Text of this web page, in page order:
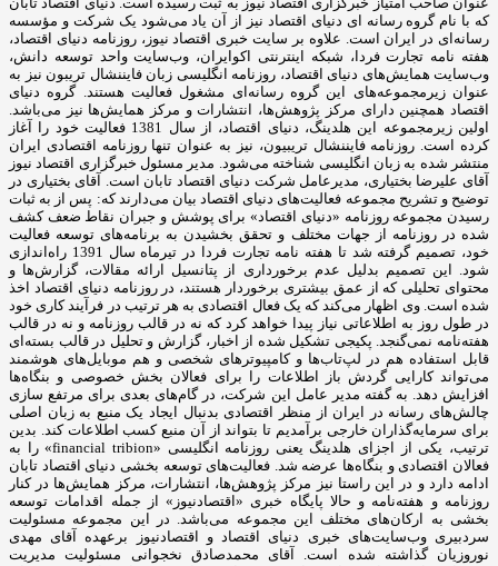
که با نام گروه رسانه ای دنیای اقتصاد نیز از آن یاد می‌شود یک شرکت و مؤسسه
رسانه‌ای در ایران است. علاوه بر سایت خبری اقتصاد نیوز، روزنامه دنیای اقتصاد،
هفته ‌نامه تجارت فردا، شبکه اینترنتی اکوایران، وب‌سایت واحد توسعه دانش،
وب‌سایت همایش‌های دنیای اقتصاد، روزنامه انگلیسی ‌زبان فایننشال تریبون نیز به
عنوان زیرمجموعه‌های این گروه رسانه‌ای مشغول فعالیت هستند. گروه دنیای
اقتصاد همچنین دارای مرکز پژوهش‌ها، انتشارات و مرکز همایش‌ها نیز می‌باشد.
اولین زیرمجموعه این هلدینگ، دنیای اقتصاد، از سال 1381 فعالیت خود را آغاز
کرده است. روزنامه فایننشال تریبیون، نیز به عنوان تنها روزنامه اقتصادی ایران
منتشر شده به زبان انگلیسی شناخته می‌شود. مدیر مسئول خبرگزاری اقتصاد نیوز
آقای علیرضا بختیاری، مدیرعامل شرکت دنیای اقتصاد تابان است. آقای بختیاری در
توضیح و تشریح مجموعه فعالیت‌های دنیای اقتصاد بیان می‌دارند که: پس از به ثبات
رسیدن مجموعه روزنامه «دنیای اقتصاد» برای پوشش و جبران نقاط ضعف کشف
شده در روزنامه از جهات مختلف و تحقق بخشیدن به برنامه‌های توسعه فعالیت
خود، تصمیم گرفته شد تا هفته نامه تجارت فردا در تیرماه سال 1391 راه‌اندازی
شود. این تصمیم بدلیل عدم برخورداری از پتانسیل ارائه مقالات، گزارش‌ها و
محتوای تحلیلی که از عمق بیشتری برخوردار هستند، در روزنامه دنیای اقتصاد اخذ
شده است. وی اظهار می‌کند که یک فعال اقتصادی به هر ترتیب در فرآیند کاری خود
در طول روز به اطلاعاتی نیاز پیدا خواهد کرد که نه در قالب روزنامه و نه در قالب
هفته‌نامه نمی‌گنجد. پکیجی تشکیل شده از اخبار، گزارش و تحلیل در قالب بسته‌ای
قابل استفاده هم در لپ‌تاب‌ها و کامپیوترهای شخصی و هم موبایل‌های هوشمند
می‌تواند کارایی گردش باز اطلاعات را برای فعالان بخش خصوصی و بنگاه‌ها
افزایش دهد. به گفته مدیر عامل این شرکت، در گام‌های بعدی برای مرتفع سازی
چالش‌های رسانه در ایران از منظر اقتصادی بدنبال ایجاد یک منبع به زبان اصلی
برای سرمایه‌گذاران خارجی برآمدیم تا بتواند از آن منبع کسب اطلاعات کند. بدین
ترتیب، یکی از اجزای هلدینگ یعنی روزنامه انگلیسی «financial tribion» را به
فعالان اقتصادی و بنگاه‌ها عرضه شد. فعالیت‌های توسعه بخشی دنیای اقتصاد تابان
ادامه دارد و در این راستا نیز مرکز پژوهش‌ها، انتشارات، مرکز همایش‌ها در کنار
روزنامه و هفته‌نامه و حالا پایگاه خبری «اقتصادنیوز» از جمله اقدامات توسعه
بخشی به ارکان‌های مختلف این مجموعه می‌باشد. در این مجموعه مسئولیت
سردبیری وب‌سایت‌های خبری دنیای اقتصاد و اقتصادنیوز برعهده آقای مهدی
نوروزیان گذاشته شده است. آقای محمدصادق نخجوانی مسئولیت مدیریت